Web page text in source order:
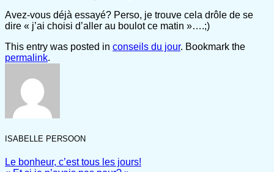
Avez-vous déjà essayé? Perso, je trouve cela drôle de se
dire « j’ai choisi d’aller au boulot ce matin »….;)
This entry was posted in conseils du jour. Bookmark the
permalink.
ISABELLE PERSOON
Le bonheur, c’est tous les jours!